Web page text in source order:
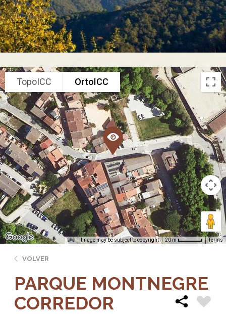
TopoICC OrtoICC
Image may be subject to copyright 20 m Terms
VOLVER
PARQUE MONTNEGRE
CORREDOR